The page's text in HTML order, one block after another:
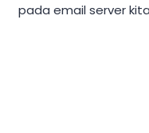
pada email server